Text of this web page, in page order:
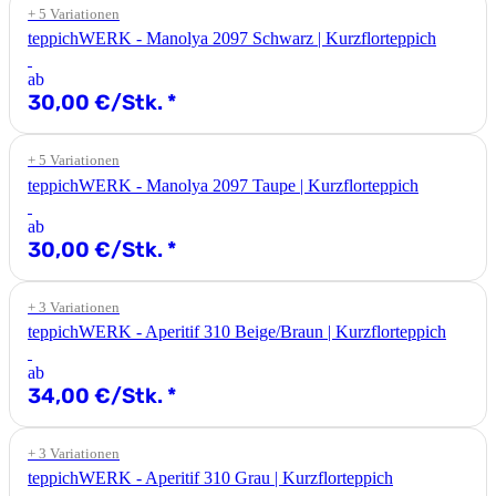
+ 5 Variationen
teppichWERK - Manolya 2097 Schwarz | Kurzflorteppich
ab
30,00 €/Stk. *
+ 5 Variationen
teppichWERK - Manolya 2097 Taupe | Kurzflorteppich
ab
30,00 €/Stk. *
+ 3 Variationen
teppichWERK - Aperitif 310 Beige/Braun | Kurzflorteppich
ab
34,00 €/Stk. *
+ 3 Variationen
teppichWERK - Aperitif 310 Grau | Kurzflorteppich